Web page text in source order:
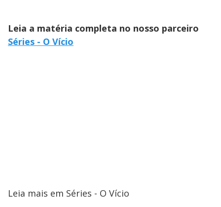
Leia a matéria completa no nosso parceiro
Séries - O Vício
Leia mais em Séries - O Vício